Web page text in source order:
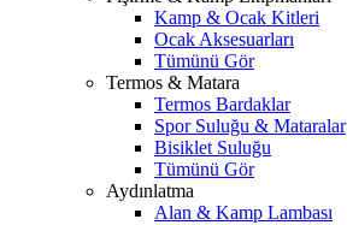
Kamp & Ocak Kitleri
Ocak Aksesuarları
Tümünü Gör
Termos & Matara
Termos Bardaklar
Spor Suluğu & Mataralar
Bisiklet Suluğu
Tümünü Gör
Aydınlatma
Alan & Kamp Lambası